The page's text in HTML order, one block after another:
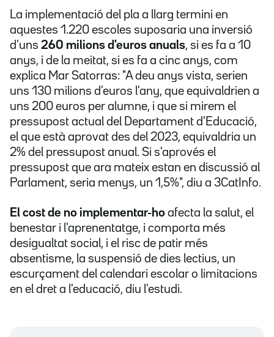
La implementació del pla a llarg termini en
aquestes 1.220 escoles suposaria una inversió
d'uns 260 milions d'euros anuals, si es fa a 10
anys, i de la meitat, si es fa a cinc anys, com
explica Mar Satorras: "A deu anys vista, serien
uns 130 milions d'euros l'any, que equivaldrien a
uns 200 euros per alumne, i que si mirem el
pressupost actual del Departament d'Educació,
el que està aprovat des del 2023, equivaldria un
2% del pressupost anual. Si s'aprovés el
pressupost que ara mateix estan en discussió al
Parlament, seria menys, un 1,5%", diu a 3CatInfo.
El cost de no implementar-ho afecta la salut, el
benestar i l'aprenentatge, i comporta més
desigualtat social, i el risc de patir més
absentisme, la suspensió de dies lectius, un
escurçament del calendari escolar o limitacions
en el dret a l'educació, diu l'estudi.